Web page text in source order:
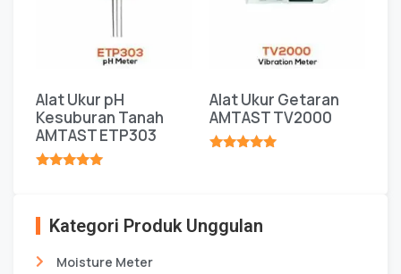
Alat Ukur pH
Kesuburan Tanah
AMTAST ETP303
Alat Ukur Getaran
AMTAST TV2000
Kategori Produk Unggulan
Moisture Meter